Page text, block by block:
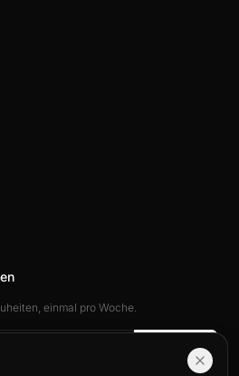
einmal pro Woche.
Abonnieren